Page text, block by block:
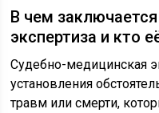
В чем
экспертиза и кто
Судебно-медицинская
установления
травм или смерти,